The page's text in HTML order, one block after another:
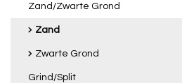
Zand/Zwarte Grond
Zand
Zwarte Grond
Grind/Split